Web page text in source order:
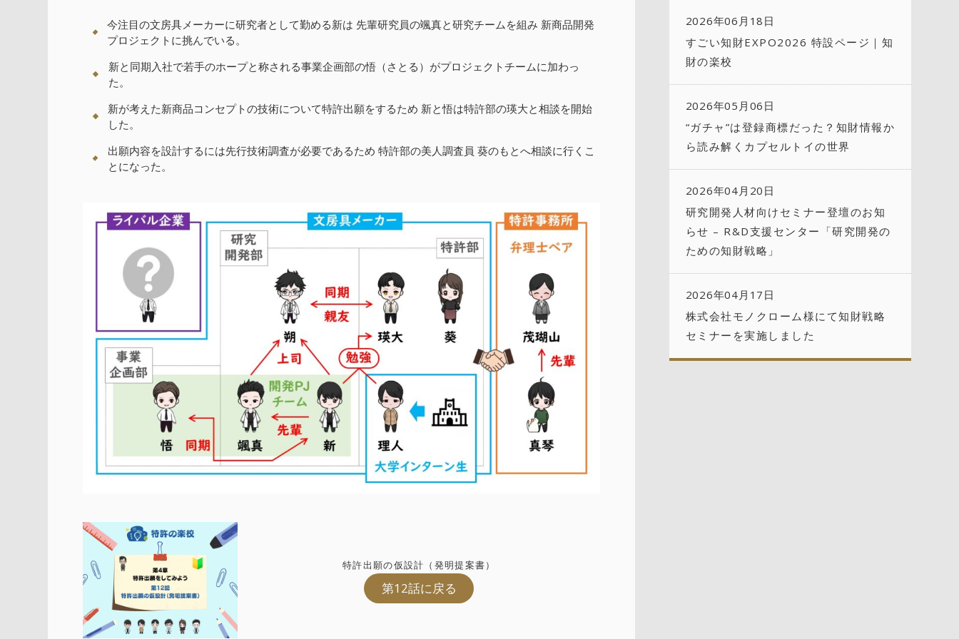
今注目の文房具メーカーに研究者として勤める新は 先輩研究員の颯真と研究チームを組み 新商品開発
プロジェクトに挑んでいる。
新と同期入社で若手のホープと称される事業企画部の悟（さとる）がプロジェクトチームに加わっ
た。
新が考えた新商品コンセプトの技術について特許出願をするため 新と悟は特許部の瑛大と相談を開始
した。
出願内容を設計するには先行技術調査が必要であるため 特許部の美人調査員 葵のもとへ相談に行くこ
とになった。
特許出願の仮設計（発明提案書）
第12話に戻る
2026年06月18日
すごい知財EXPO2026 特設ページ｜知
財の楽校
2026年05月06日
“ガチャ”は登録商標だった？知財情報か
ら読み解くカプセルトイの世界
2026年04月20日
研究開発人材向けセミナー登壇のお知
らせ – R&D支援センター「研究開発の
ための知財戦略」
2026年04月17日
株式会社モノクローム様にて知財戦略
セミナーを実施しました